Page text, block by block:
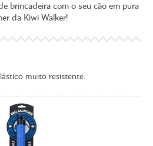
brincadeira com o seu cão em pura
da Kiwi Walker!
muito resistente.